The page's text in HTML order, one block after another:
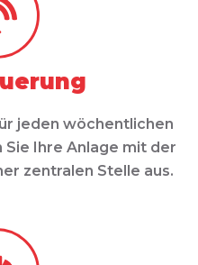
jeden wöchentlichen
Ihre Anlage mit der
zentralen Stelle aus.